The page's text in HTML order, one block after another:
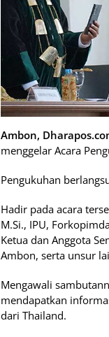
Ambon,
menggelar Acara
Pengukuhan
Hadir pada acara
M.Si., IPU,
Ketua dan Anggota
Ambon, serta unsur
Mengawali
mendapatkan
dari Thailand.